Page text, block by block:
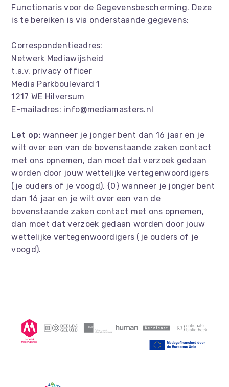
Functionaris voor de Gegevensbescherming. Deze
is te bereiken is via onderstaande gegevens:
Correspondentieadres:
Netwerk Mediawijsheid
t.a.v. privacy officer
Media Parkboulevard 1
1217 WE Hilversum
E-mailadres: info@mediamasters.nl
Let op: wanneer je jonger bent dan 16 jaar en je
wilt over een van de bovenstaande zaken contact
met ons opnemen, dan moet dat verzoek gedaan
worden door jouw wettelijke vertegenwoordigers
(je ouders of je voogd). {0} wanneer je jonger bent
dan 16 jaar en je wilt over een van de
bovenstaande zaken contact met ons opnemen,
dan moet dat verzoek gedaan worden door jouw
wettelijke vertegenwoordigers (je ouders of je
voogd).